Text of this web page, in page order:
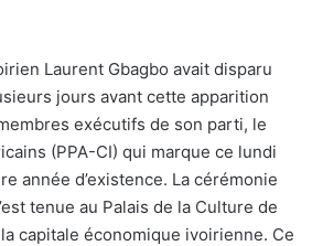
Laurent Gbagbo avait disparu
jours avant cette apparition
exécutifs de son parti, le
(PPA-CI) qui marque ce lundi
année d’existence. La cérémonie
tenue au Palais de la Culture de
capitale économique ivoirienne. Ce